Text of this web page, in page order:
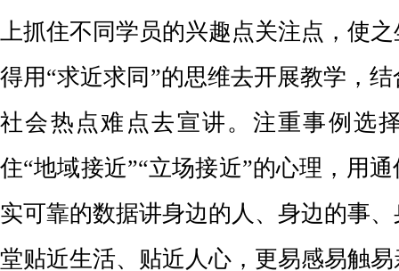
上抓住不同学员的兴趣点关注点，使
得用“求近求同”的思维去开展教学，
社会热点难点去宣讲。注重事例选
住“地域接近”“立场接近”的心理，用
实可靠的数据讲身边的人、身边的事
堂贴近生活、贴近人心，更易感易触